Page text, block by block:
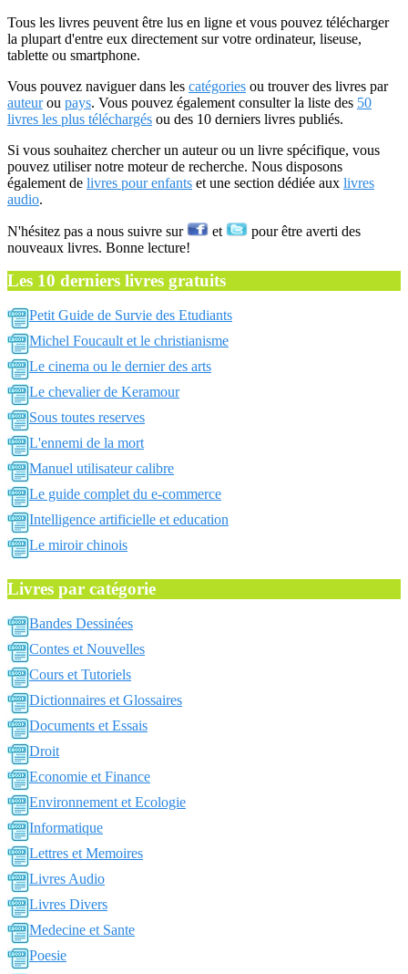
Tous les livres peuvent être lus en ligne et vous pouvez télécharger
la plupart d'entre eux directement sur votre ordinateur, liseuse,
tablette ou smartphone.
Vous pouvez naviguer dans les catégories ou trouver des livres par
auteurou pays. Vous pouvez également consulter la liste des 50
livres les plus téléchargés ou des 10 derniers livres publiés.
Si vous souhaitez chercher un auteur ou un livre spécifique, vous
pouvez utiliser notre moteur de recherche. Nous disposons
également de livres pour enfants et une section dédiée aux livres
audio.
N'hésitez pas a nous suivre sur et
pour être averti des
nouveaux livres. Bonne lecture!
Les 10 derniers livres gratuits
Petit Guide de Survie des Etudiants
Michel Foucault et le christianisme
Le cinema ou le dernier des arts
Le chevalier de Keramour
Sous toutes reserves
L'ennemi de la mort
Manuel utilisateur calibre
Le guide complet du e-commerce
Intelligence artificielle et education
Le miroir chinois
Livres par catégorie
Bandes Dessinées
Contes et Nouvelles
Cours et Tutoriels
Dictionnaires et Glossaires
Documents et Essais
Droit
Economie et Finance
Environnement et Ecologie
Informatique
Lettres et Memoires
Livres Audio
Livres Divers
Medecine et Sante
Poesie